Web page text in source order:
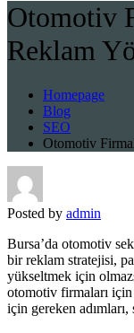
Otomotiv
Reklam
Homepage
Blog
SEO
Otomotiv
Posted by admin
Bursa’da otomotiv
bir reklam stratejisi,
yükseltmek için
otomotiv firmaları için
için gereken